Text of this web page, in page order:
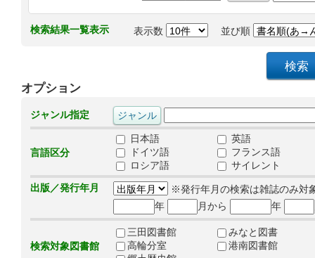
検索結果一覧表示 表示数 並び順
オプション
ジャンル指定
言語区分
日本語
英語
ドイツ語
フランス語
ロシア語
サイレント
出版／発行年月
※発行年月の検索は雑誌のみ対
年
月から 年
検索対象図書館
三田図書館
みなと図書
高輪分室
港南図書館